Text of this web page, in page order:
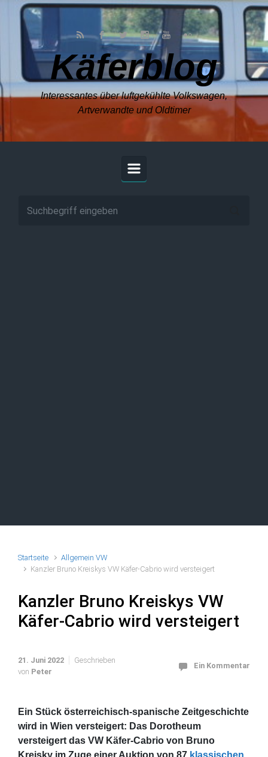
Zum Hauptinhalt springen
Käferblog
Interessantes über luftgekühlte Volkswagen,
Artverwandte und Oldtimer
Startseite
Allgemein VW
Kanzler Bruno Kreiskys VW Käfer-Cabrio wird versteigert
Kanzler Bruno Kreiskys VW
Käfer-Cabrio wird versteigert
21. Juni 2022
Geschrieben
von Peter
Ein Kommentar
Ein Stück österreichisch-spanische Zeitgeschichte
wird in Wien versteigert: Das Dorotheum
versteigert das VW Käfer-Cabrio von Bruno
Kreisky im Zuge einer Auktion von 87 klassischen